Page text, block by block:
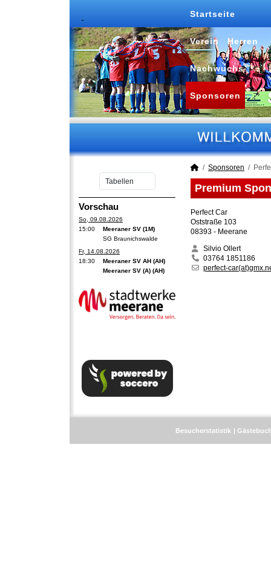
Startseite
Verein Herren
Nachwuchs
Sponsoren
Vorschau
So, 09.08.2026
15:00
Meeraner SV (1M)
SG Braunichswalde
Fr, 14.08.2026
18:30
Meeraner SV AH (AH)
Meeraner SV (A) (AH)
Sponsoren
Premium
Perfect Car
Oststraße 103
08393 - Meerane
Silvio Ollert
03764 1851186
perfect-
Besucherstatistik